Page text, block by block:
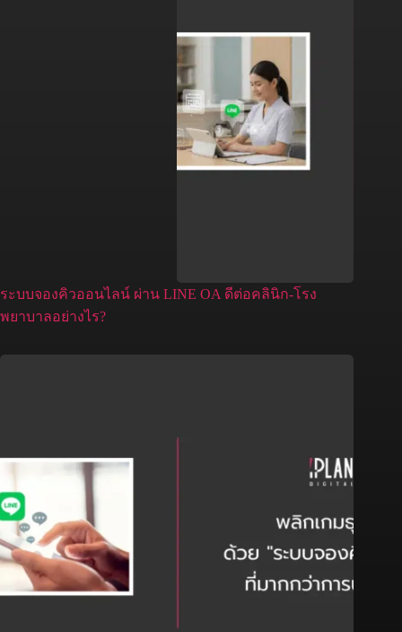
ระบบจองคิวออนไลน์ ผ่าน LINE OA ดีต่อคลินิก-โรง
พยาบาลอย่างไร?